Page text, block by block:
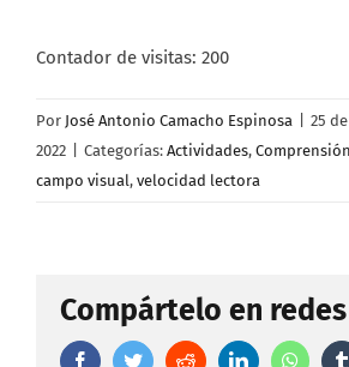
Contador de visitas: 200
Por José Antonio Camacho Espinosa
25
2022
Categorías: Actividades,
campo visual, velocidad lectora
Compártelo en
FacebookTwitterRedditLinkedIn